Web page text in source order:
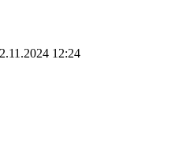
12:24